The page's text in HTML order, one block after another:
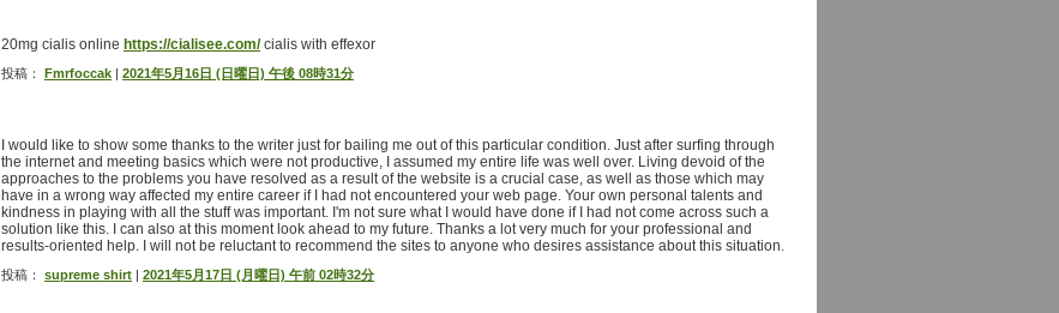
20mg cialis online https://cialisee.com/cialis with effexor
投稿： Fmrfoccak | 2021年5月16日 (日曜日) 午後 08時31分
I would like to show some thanks to the writer just for bailing me out of this particular condition. Just after surfing through
the internet and meeting basics which were not productive, I assumed my entire life was well over. Living devoid of the
approaches to the problems you have resolved as a result of the website is a crucial case, as well as those which may
have in a wrong way affected my entire career if I had not encountered your web page. Your own personal talents and
kindness in playing with all the stuff was important. I'm not sure what I would have done if I had not come across such a
solution like this. I can also at this moment look ahead to my future. Thanks a lot very much for your professional and
results-oriented help. I will not be reluctant to recommend the sites to anyone who desires assistance about this situation.
投稿： supreme shirt | 2021年5月17日 (月曜日) 午前 02時32分